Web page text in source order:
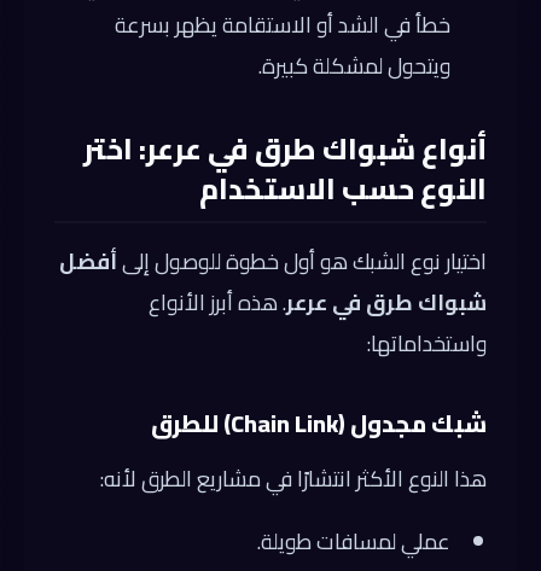
خطأ في الشد أو الاستقامة يظهر بسرعة
ويتحول لمشكلة كبيرة.
أنواع شبواك طرق في عرعر: اختر
النوع حسب الاستخدام
اختيار نوع الشبك هو أول خطوة للوصول إلىأفضل
شبواك طرق في عرعر. هذه أبرز الأنواع
واستخداماتها:
شبك مجدول (Chain Link) للطرق
هذا النوع الأكثر انتشارًا في مشاريع الطرق لأنه:
عملي لمسافات طويلة.